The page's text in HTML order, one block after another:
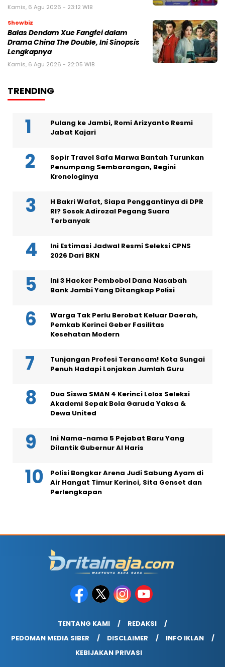
Kamis, 6 Agu 2026 - 23:12 WIB
Showbiz
Balas Dendam Xue Fangfei dalam
Drama China The Double, Ini Sinopsis
Lengkapnya
Kamis, 6 Agu 2026 - 22:05 WIB
TRENDING
Pulang ke Jambi, Romi Arizyanto Resmi
Jabat Kajari
Sopir Travel Safa Marwa Bantah Turunkan
Penumpang Sembarangan, Begini
Kronologinya
H Bakri Wafat, Siapa Penggantinya di DPR
RI? Sosok Adirozal Pegang Suara
Terbanyak
Ini Estimasi Jadwal Resmi Seleksi CPNS
2026 Dari BKN
Ini 3 Hacker Pembobol Dana Nasabah
Bank Jambi Yang Ditangkap Polisi
Warga Tak Perlu Berobat Keluar Daerah,
Pemkab Kerinci Geber Fasilitas
Kesehatan Modern
Tunjangan Profesi Terancam! Kota Sungai
Penuh Hadapi Lonjakan Jumlah Guru
Dua Siswa SMAN 4 Kerinci Lolos Seleksi
Akademi Sepak Bola Garuda Yaksa &
Dewa United
Ini Nama-nama 5 Pejabat Baru Yang
Dilantik Gubernur Al Haris
Polisi Bongkar Arena Judi Sabung Ayam di
Air Hangat Timur Kerinci, Sita Genset dan
Perlengkapan
TENTANG KAMI
REDAKSI
PEDOMAN MEDIA SIBER
DISCLAIMER
INFO IKLAN
KEBIJAKAN PRIVASI